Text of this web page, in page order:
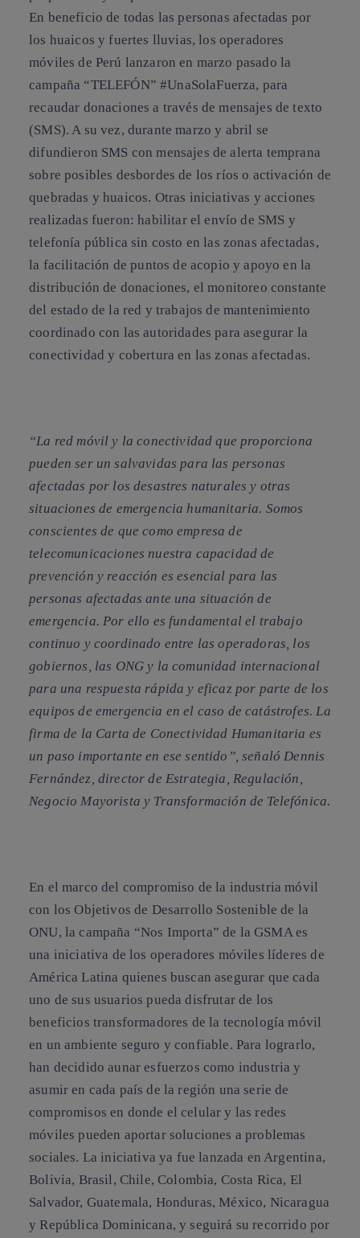
En beneficio de todas las personas afectadas por
los huaicos y fuertes lluvias, los operadores
móviles de Perú lanzaron en marzo pasado la
campaña “TELEFÓN” #UnaSolaFuerza, para
recaudar donaciones a través de mensajes de texto
(SMS). A su vez, durante marzo y abril se
difundieron SMS con mensajes de alerta temprana
sobre posibles desbordes de los ríos o activación de
quebradas y huaicos. Otras iniciativas y acciones
realizadas fueron: habilitar el envío de SMS y
telefonía pública sin costo en las zonas afectadas,
la facilitación de puntos de acopio y apoyo en la
distribución de donaciones, el monitoreo constante
del estado de la red y trabajos de mantenimiento
coordinado con las autoridades para asegurar la
conectividad y cobertura en las zonas afectadas.
“La red móvil y la conectividad que proporciona
pueden ser un salvavidas para las personas
afectadas por los desastres naturales y otras
situaciones de emergencia humanitaria. Somos
conscientes de que como empresa de
telecomunicaciones nuestra capacidad de
prevención y reacción es esencial para las
personas afectadas ante una situación de
emergencia. Por ello es fundamental el trabajo
continuo y coordinado entre las operadoras, los
gobiernos, las ONG y la comunidad internacional
para una respuesta rápida y eficaz por parte de los
equipos de emergencia en el caso de catástrofes. La
firma de la Carta de Conectividad Humanitaria es
un paso importante en ese sentido”, señaló Dennis
Fernández , director de Estrategia, Regulación,
Negocio Mayorista y Transformación de Telefónica.
En el marco del compromiso de la industria móvil
con losObjetivos de Desarrollo Sostenible de la
ONU, la campaña “Nos Importa” de laGSMAes
una iniciativa de los operadores móviles líderes de
América Latina quienes buscan asegurar que cada
uno de sus usuarios pueda disfrutar de los
beneficios transformadores de la tecnología móvil
en un ambiente seguro y confiable. Para lograrlo,
han decidido aunar esfuerzos como industria y
asumir en cada país de la región una serie de
compromisos en donde el celular y las redes
móviles pueden aportar soluciones a problemas
sociales. La iniciativa ya fue lanzada en Argentina,
Bolivia, Brasil, Chile, Colombia, Costa Rica, El
Salvador, Guatemala, Honduras, México, Nicaragua
y República Dominicana, y seguirá su recorrido por